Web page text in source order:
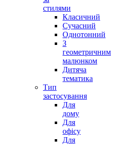
стилями
Класичний
Сучасний
Однотонний
З
геометричним
малюнком
Дитяча
тематика
Тип
застосування
Для
дому
Для
офісу
Для